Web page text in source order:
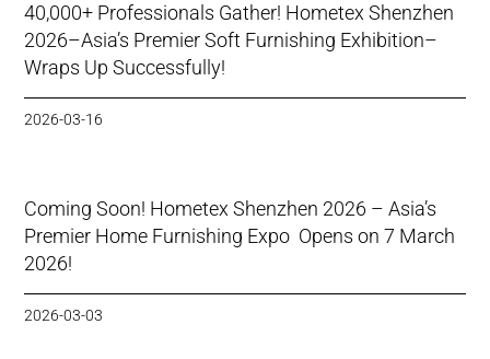
40,000+ Professionals Gather! Hometex Shenzhen
2026–Asia’s Premier Soft Furnishing Exhibition–
Wraps Up Successfully!
2026-03-16
Coming Soon! Hometex Shenzhen 2026 – Asia’s
Premier Home Furnishing Expo Opens on 7 March
2026!
2026-03-03